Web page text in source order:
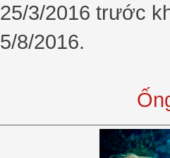
25/3/2016 trước
5/8/2016.